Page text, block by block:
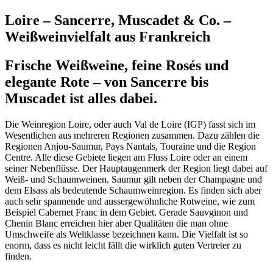
Loire – Sancerre, Muscadet & Co. –
Weißweinvielfalt aus Frankreich
Frische Weißweine, feine Rosés und
elegante Rote – von Sancerre bis
Muscadet ist alles dabei.
Die Weinregion Loire, oder auch Val de Loire (IGP) fasst sich im
Wesentlichen aus mehreren Regionen zusammen. Dazu zählen die
Regionen Anjou-Saumur, Pays Nantals, Touraine und die Region
Centre. Alle diese Gebiete liegen am Fluss Loire oder an einem
seiner Nebenflüsse. Der Hauptaugenmerk der Region liegt dabei auf
Weiß- und Schaumweinen. Saumur gilt neben der Champagne und
dem Elsass als bedeutende Schaumweinregion. Es finden sich aber
auch sehr spannende und aussergewöhnliche Rotweine, wie zum
Beispiel Cabernet Franc in dem Gebiet. Gerade Sauvginon und
Chenin Blanc erreichen hier aber Qualitäten die man ohne
Umschweife als Weltklasse bezeichnen kann. Die Vielfalt ist so
enorm, dass es nicht leicht fällt die wirklich guten Vertreter zu
finden.